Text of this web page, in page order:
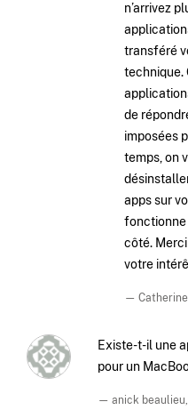
n’arrivez
transféré
technique.
de
imposées
temps, on
apps sur
fonctionne
côté.
votre
—
Existe-t-il une
pour un
— anick beaulieu,